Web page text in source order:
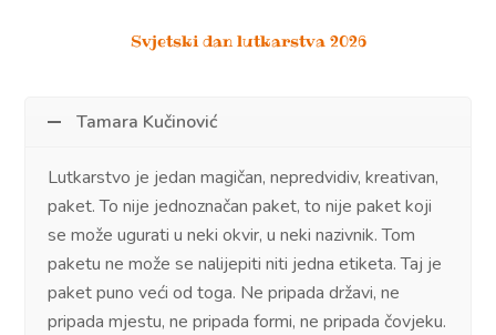
Svjetski dan lutkarstva 2026
Tamara Kučinović
Lutkarstvo je jedan magičan, nepredvidiv, kreativan,
paket. To nije jednoznačan paket, to nije paket koji
se može ugurati u neki okvir, u neki nazivnik. Tom
paketu ne može se nalijepiti niti jedna etiketa. Taj je
paket puno veći od toga. Ne pripada državi, ne
pripada mjestu, ne pripada formi, ne pripada čovjeku.